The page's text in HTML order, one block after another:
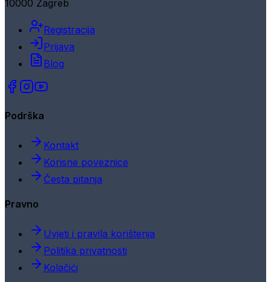
10000 Zagreb
Registracija
Prijava
Blog
Podrška
Kontakt
Korisne poveznice
Česta pitanja
Pravno
Uvjeti i pravila korištenja
Politika privatnosti
Kolačići